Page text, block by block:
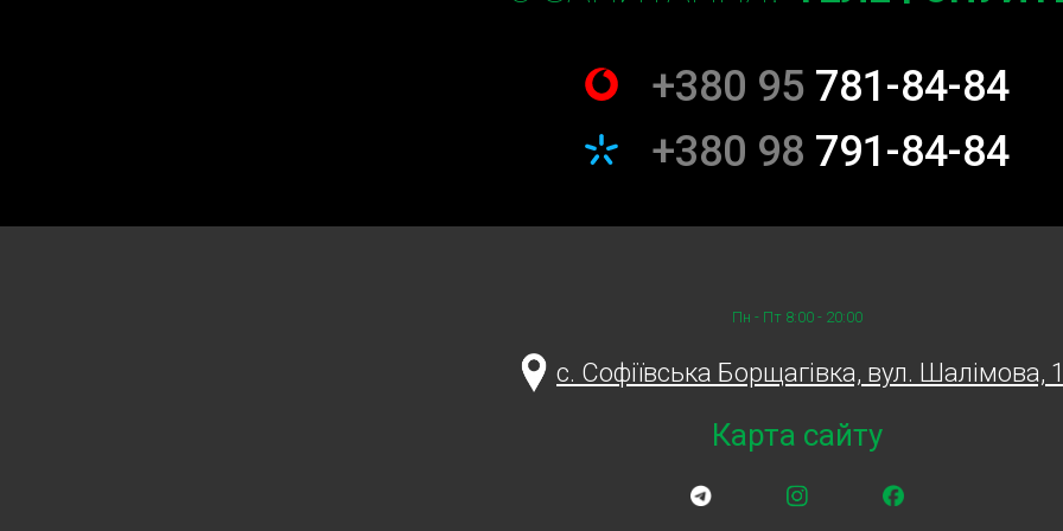
+380 95 781-84-84
+380 98 791-84-84
Пн - Пт 8:00 - 20:00
c. Софіївська Борщагівка, вул. Шалімова,
Карта сайту